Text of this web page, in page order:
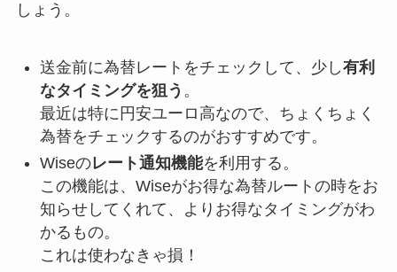
しょう。
送金前に為替レートをチェックして、少し有利
なタイミングを狙う 。
最近は特に円安ユーロ高なので、ちょくちょく
為替をチェックするのがおすすめです。
Wiseのレート通知機能を利用する。
この機能は、Wiseがお得な為替ルートの時をお
知らせしてくれて、よりお得なタイミングがわ
かるもの。
これは使わなきゃ損！